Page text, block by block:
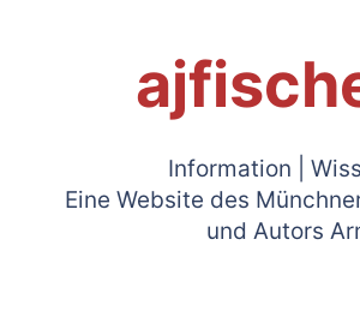
Information |
Eine Website des
und Autors